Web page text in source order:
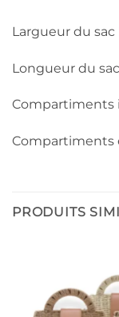
Largueur du
Longueur du
Compartiments
Compartiments
PRODUITS